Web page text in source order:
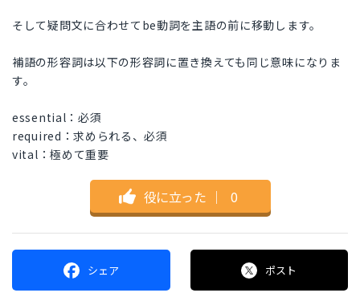
そして疑問文に合わせてbe動詞を主語の前に移動します。
補語の形容詞は以下の形容詞に置き換えても同じ意味になりま
す。
essential：必須
required：求められる、必須
vital：極めて重要
役に立った ｜ 0
シェア ポスト